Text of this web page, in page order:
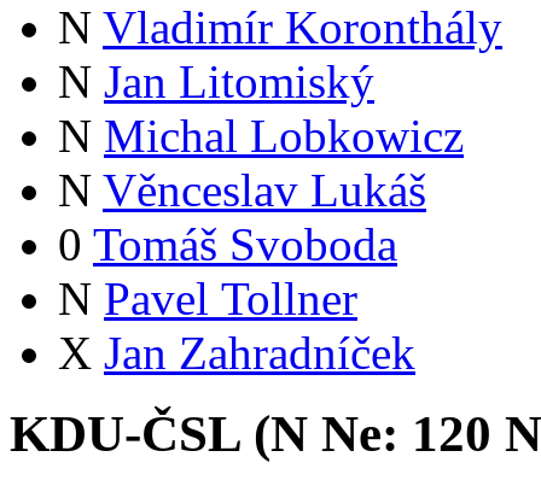
N Vladimír Koronthály
N Jan Litomiský
N Michal Lobkowicz
N Věnceslav Lukáš
0 Tomáš Svoboda
N Pavel Tollner
X Jan Zahradníček
KDU-ČSL (N Ne: 120